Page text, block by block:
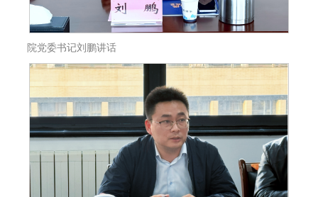
院党委书记刘鹏讲话